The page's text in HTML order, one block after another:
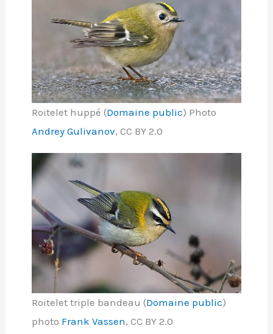
Roitelet huppé (Domaine public) Photo
Andrey Gulivanov, CC BY 2.0
Roitelet triple bandeau (Domaine public)
photo Frank Vassen, CC BY 2.0